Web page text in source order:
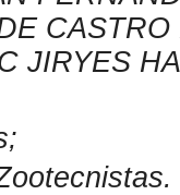
CASTRO
JIRYES